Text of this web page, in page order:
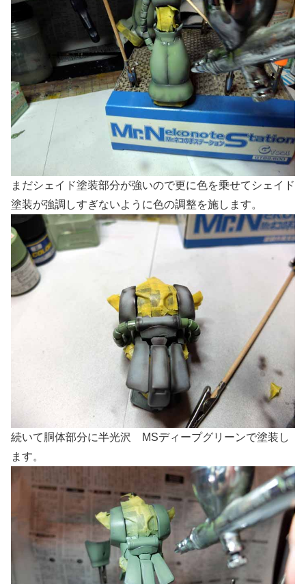
まだシェイド塗装部分が強いので更に色を乗せてシェイド
塗装が強調しすぎないように色の調整を施します。
続いて胴体部分に半光沢 MSディープグリーンで塗装し
ます。